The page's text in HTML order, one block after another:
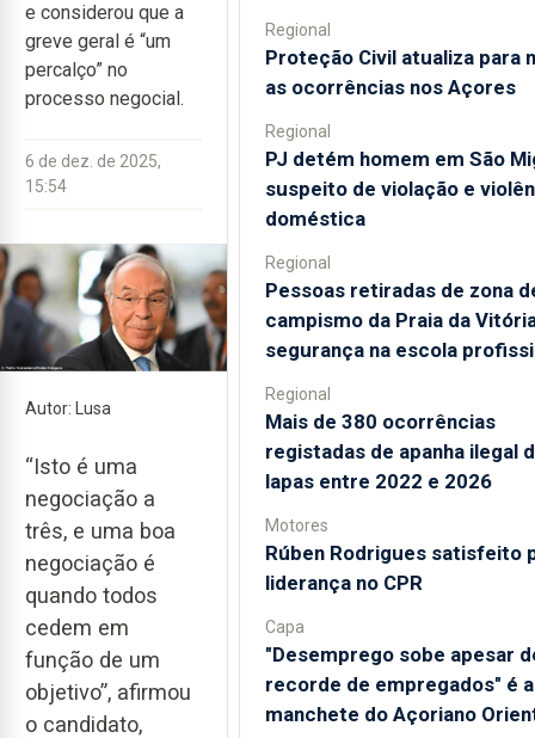
e considerou que a
greve geral é “um
percalço” no
processo negocial.
6 de dez. de 2025,
15:54
Autor: Lusa
“Isto é uma
negociação a
três, e uma boa
negociação é
quando todos
cedem em
função de um
objetivo”, afirmou
o candidato,
Regional
Proteção Civil atualiza para
as ocorrências nos Açores
Regional
PJ detém homem em São
suspeito de violação e
doméstica
Regional
Pessoas retiradas de zona
campismo da Praia da
segurança na escola
Regional
Mais de 380 ocorrências
registadas de apanha ilegal
lapas entre 2022 e 2026
Motores
Rúben Rodrigues satisfeito
liderança no CPR
Capa
"Desemprego sobe apesar
recorde de empregados" é a
manchete do Açoriano